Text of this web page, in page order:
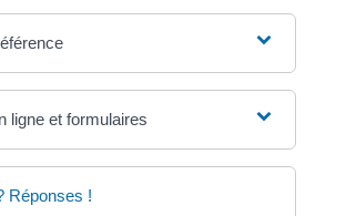
ligne et formulaires
Réponses !